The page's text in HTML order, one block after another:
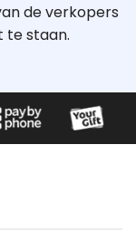
de verkopers
te staan.